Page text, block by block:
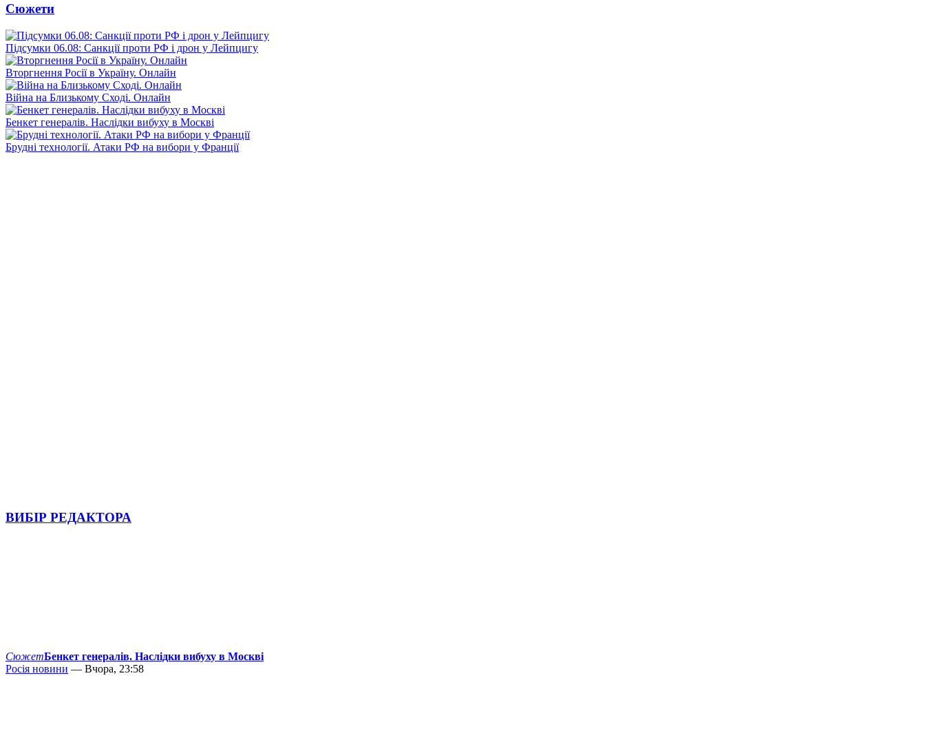
Сюжети
Підсумки 06.08: Санкції проти РФ і дрон у Лейпцигу
Вторгнення Росії в Україну. Онлайн
Війна на Близькому Сході. Онлайн
Бенкет генералів. Наслідки вибуху в Москві
Брудні технології. Атаки РФ на вибори у Франції
ВИБІР РЕДАКТОРА
СюжетБенкет генералів. Наслідки вибуху в Москві
Росія новини — Вчора, 23:58